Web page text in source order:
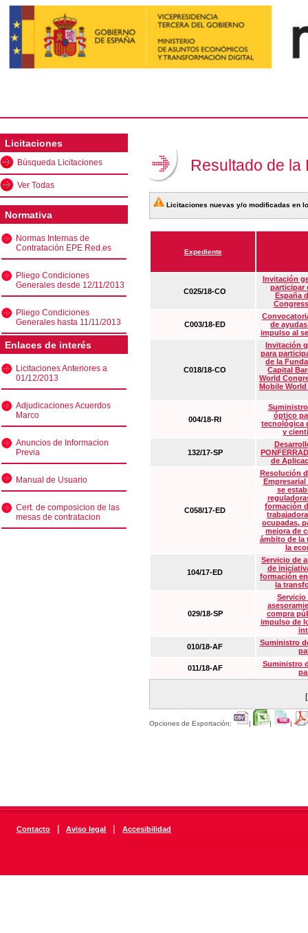
Licitaciones
Búsqueda Licitaciones
Ver Todas
Normativa
Normas Internas de
Contratación EPE Red.es
Pliego Condiciones
Generales desde 12/11/2013
Pliego Condiciones
Generales hasta 11/11/2013
Enlaces de interés
Licitaciones Anteriores a
01/12/2013
Adjudicaciones Acuerdos
Marco
Anuncios de Informacion
Previa
Manual de Usuario
Cert. de composicion de las
mesas de contratacion
Resultado de la
Licitaciones nuevas y/o modificadas en
Expediente
C025/18-CO
Invitación
participar
España
C003/18-ED
de
impulso al
C018/18-CO
Invitación
para
de la
Capital
World
Mobile
004/18-RI
óptico
tecnológica
y
132/17-SP
de
C058/17-ED
Resolución
Empresarial
se
formación
ocupadas,
mejora de
ámbito de la
la
104/17-ED
Servicio de
de
formación
la
029/18-SP
Servicio
compra
impulso de
010/18-AF
Suministro
011/18-AF
Suministro
Opciones de Exportación: | | |
Contacto | Aviso legal | Accesibilidad